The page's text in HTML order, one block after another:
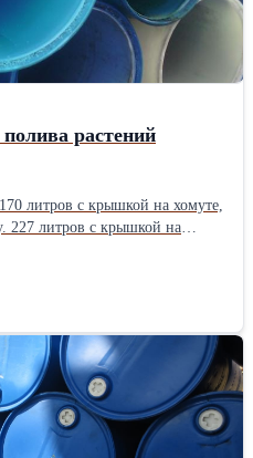
растений
литров с крышкой на хомуте,
227 литров с крышкой на
по 1000 рублей за штуку.
по 1500 рублей за
полива растений ПИЩЕВЫЕ
работы: с понедельника по
Выходной: суббота и